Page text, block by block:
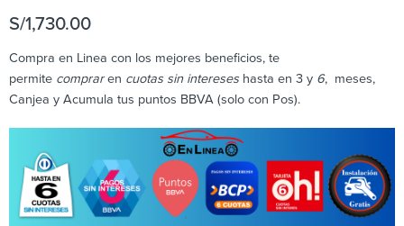
S/1,730.00
Compra en Linea con los mejores beneficios, te
permite compraren cuotas sin intereseshasta en 3 y 6, meses,
Canjea y Acumula tus puntos BBVA (solo con Pos).